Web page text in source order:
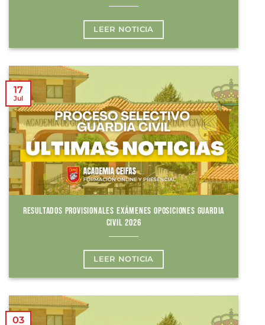
LEER NOTICIA
RESULTADOS PROVISIONALES EXÁMENES OPOSICIONES GUARDIA
CIVIL 2026
LEER NOTICIA
17
Jul
03